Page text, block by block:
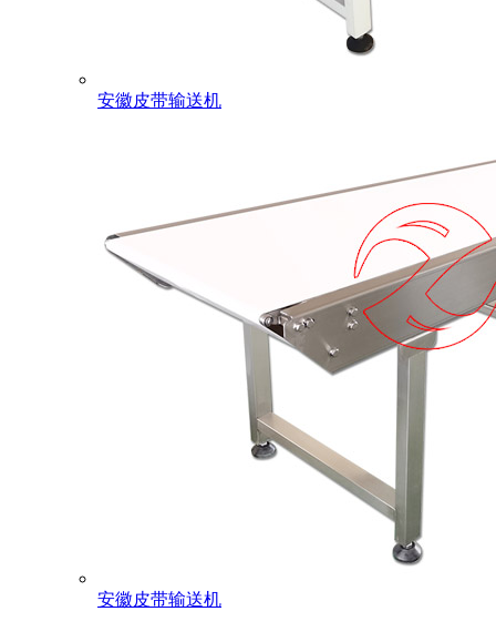
安徽皮带输送机
安徽皮带输送机